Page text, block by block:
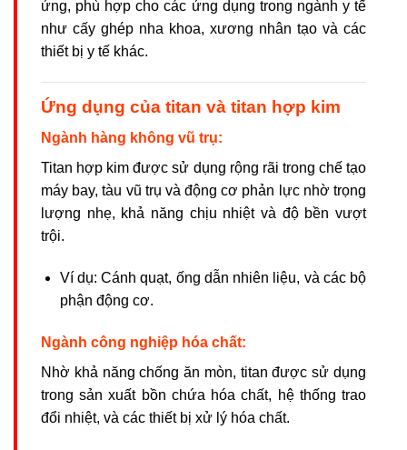
ứng, phù hợp cho các ứng dụng trong ngành y tế
như cấy ghép nha khoa, xương nhân tạo và các
thiết bị y tế khác.
Ứng dụng của titan và titan hợp kim
Ngành hàng không vũ trụ:
Titan hợp kim được sử dụng rộng rãi trong chế tạo
máy bay, tàu vũ trụ và động cơ phản lực nhờ trọng
lượng nhẹ, khả năng chịu nhiệt và độ bền vượt
trội.
Ví dụ: Cánh quạt, ống dẫn nhiên liệu, và các bộ
phận động cơ.
Ngành công nghiệp hóa chất:
Nhờ khả năng chống ăn mòn, titan được sử dụng
trong sản xuất bồn chứa hóa chất, hệ thống trao
đổi nhiệt, và các thiết bị xử lý hóa chất.